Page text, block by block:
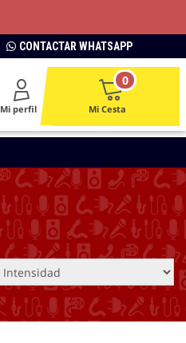
CONTACTAR WHATSAPP
Mi perfil Mi Cesta
0